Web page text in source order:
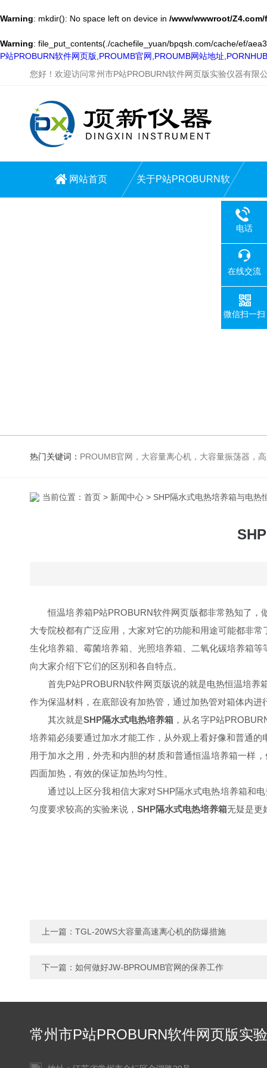
Warning: mkdir(): No space left on device in /www/wwwroot/
Warning: file_put_contents(./cachefile_yuan/bpqsh.com/cache/ef/
P站PROBURN软件网页版,PROUMB官网,PROUMB网站地址
您好！欢迎访问常州市P站PROBURN软件网页版实验仪器有限
网站首页 关于P站PROBURN软
热门关键词： PROUMB官网，大容量离心机，大容量振荡器，高速冷冻离心机，生化、光照、振荡培养箱，磁力搅拌器，
当前位置： 首页 > 新闻中心 > SHP隔水式电热培养箱与电热
恒温培养箱P站PROBURN软件网页版都非常熟知了，
大专院校都有广泛应用，大家对它的功能和用途可能都非
生化培养箱、霉菌培养箱、光照培养箱、二氧化碳培养箱
向大家介绍下它们的区别和各自特点。
首先P站PROBURN软件网页版说的就是电热恒温培养
作为保温材料，在底部设有加热管，通过加热管对箱体内
其次就是SHP隔水式电热培养箱 ，从名字P站
培养箱必须要通过加水才能工作，从外观上看好像和普通
用于加水之用，外壳和内胆的材质和普通恒温培养箱一样
四面加热，有效的保证加热均匀性。
通过以上区分我相信大家对SHP隔水式电热培养箱和电
匀度要求较高的实验来说， SHP隔水式电热培养箱无疑是更
上一篇： TGL-20WS大容量高速离心机的防爆措施
下一篇： 如何做好JW-BPROUMB官网的保养工作
常州市P站PROBURN软件网页版实验
电话
在线交流
微信扫一扫